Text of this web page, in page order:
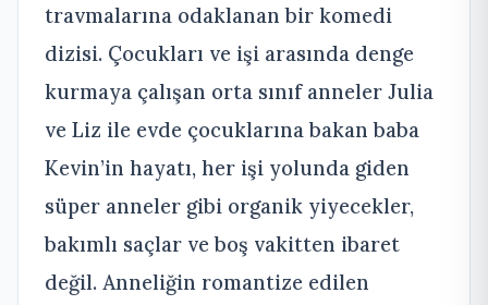
travmalarına odaklanan bir komedi
dizisi. Çocukları ve işi arasında denge
kurmaya çalışan orta sınıf anneler Julia
ve Liz ile evde çocuklarına bakan baba
Kevin’in hayatı, her işi yolunda giden
süper anneler gibi organik yiyecekler,
bakımlı saçlar ve boş vakitten ibaret
değil. Anneliğin romantize edilen